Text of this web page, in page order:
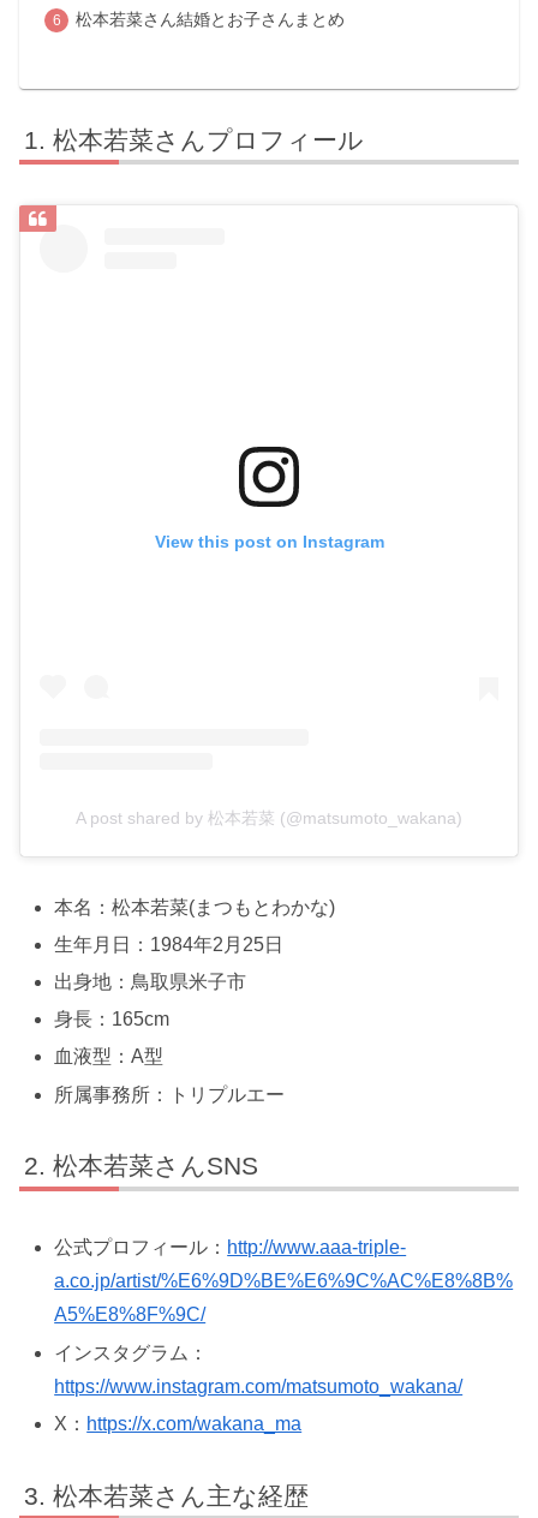
松本若菜さん結婚とお子さんまとめ
松本若菜さんプロフィール
View this post on Instagram
A post shared by 松本若菜 (@matsumoto_wakana)
本名：松本若菜(まつもとわかな)
生年月日：1984年2月25日
出身地：鳥取県米子市
身長：165cm
血液型：A型
所属事務所：トリプルエー
松本若菜さんSNS
公式プロフィール： http://www.aaa-triple-
a.co.jp/artist/%E6%9D%BE%E6%9C%AC%E8%8B%
A5%E8%8F%9C/
インスタグラム：
https://www.instagram.com/matsumoto_wakana/
X： https://x.com/wakana_ma
松本若菜さん主な経歴